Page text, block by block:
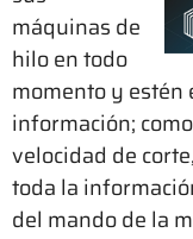
máquinas de
hilo en todo
momento y estén
información;
velocidad de
toda la
del mando de la